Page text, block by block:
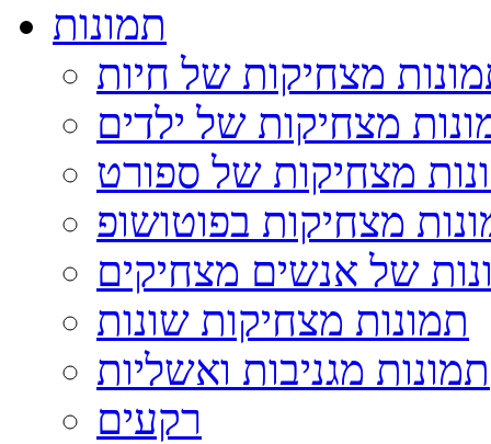
תמונות
מצחיקות של חיות
מצחיקות של ילדים
מצחיקות של ספורט
מצחיקות בפוטושופ
של אנשים מצחיקים
תמונות מצחיקות שונות
תמונות מגניבות ואשליות
רקעים